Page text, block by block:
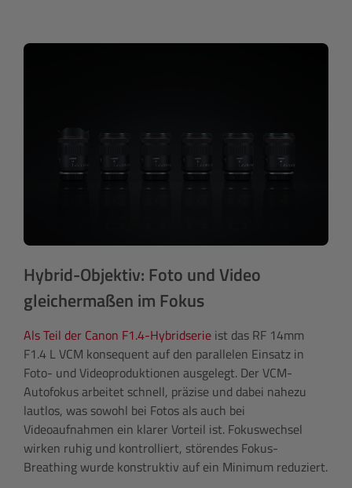
Hybrid-Objektiv: Foto und Video
gleichermaßen im Fokus
Als Teil der Canon F1.4-Hybridserie ist das RF 14mm
F1.4 L VCM konsequent auf den parallelen Einsatz in
Foto- und Videoproduktionen ausgelegt. Der VCM-
Autofokus arbeitet schnell, präzise und dabei nahezu
lautlos, was sowohl bei Fotos als auch bei
Videoaufnahmen ein klarer Vorteil ist. Fokuswechsel
wirken ruhig und kontrolliert, störendes Fokus-
Breathing wurde konstruktiv auf ein Minimum reduziert.